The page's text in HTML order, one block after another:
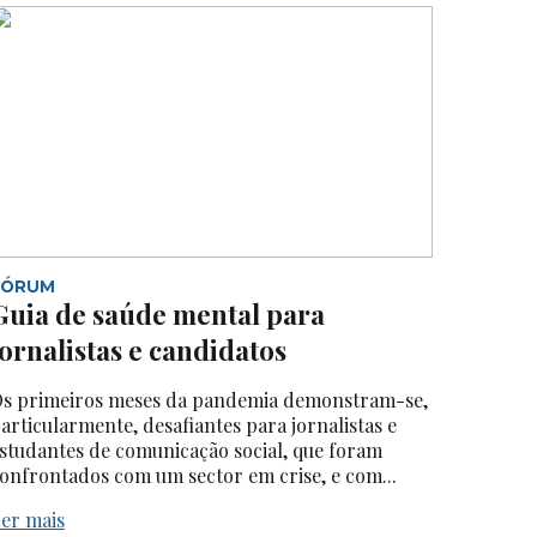
de saúde mental para
e candidatos
primeiros meses da pandemia demonstram-se,
desafiantes para jornalistas e
de comunicação social, que foram
com um sector em crise, e com...
mais